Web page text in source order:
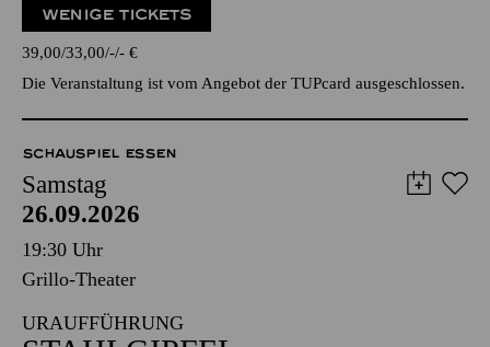
WENIGE TICKETS
39,00 33,00 - - €
Die Veranstaltung ist vom Angebot der TUPcard ausgeschlossen.
SCHAUSPIEL ESSEN
Samstag
26.09.2026
19:30 Uhr
Grillo-Theater
URAUFFÜHRUNG